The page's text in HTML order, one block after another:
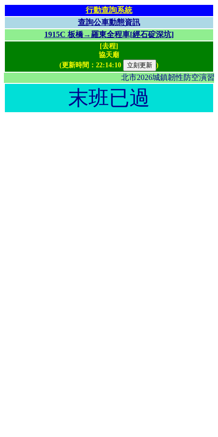
行動查詢系統
查詢公車動態資訊
1915C 板橋→羅東全程車[經石碇深坑]
[去程]
協天廟
(更新時間： 22:14:10 )
北市2026城鎮韌性防空
末班已過